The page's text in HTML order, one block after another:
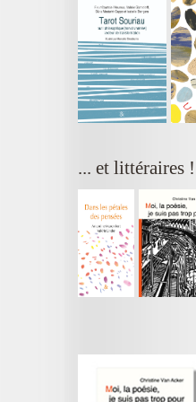
... et littéraires